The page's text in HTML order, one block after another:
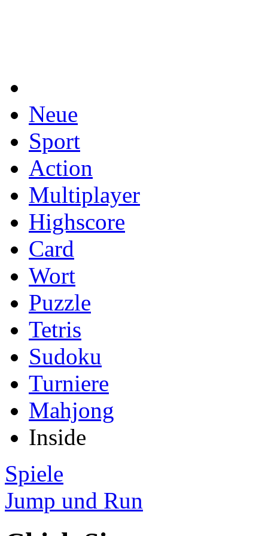
Neue
Sport
Action
Multiplayer
Highscore
Card
Wort
Puzzle
Tetris
Sudoku
Turniere
Mahjong
Inside
Spiele
Jump und Run